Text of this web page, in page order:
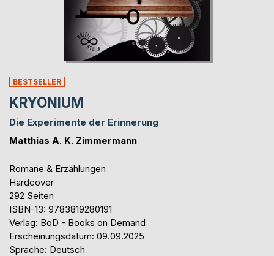
BESTSELLER
KRYONIUM
Die Experimente der Erinnerung
Matthias A. K. Zimmermann
Romane & Erzählungen
Hardcover
292 Seiten
ISBN-13: 9783819280191
Verlag: BoD - Books on Demand
Erscheinungsdatum: 09.09.2025
Sprache: Deutsch